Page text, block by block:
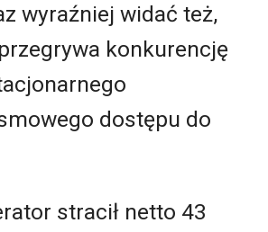
wyraźniej widać też,
konkurencję
dostępu do
stracił netto 43